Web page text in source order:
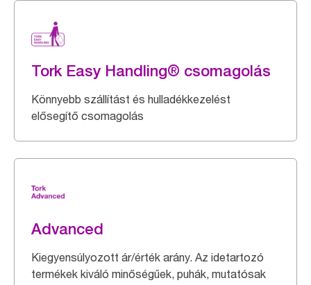
Tork Easy Handling® csomagolás
Könnyebb szállítást és hulladékkezelést
elősegítő csomagolás
Advanced
Kiegyensúlyozott ár/érték arány. Az idetartozó
termékek kiváló minőségűek, puhák, mutatósak